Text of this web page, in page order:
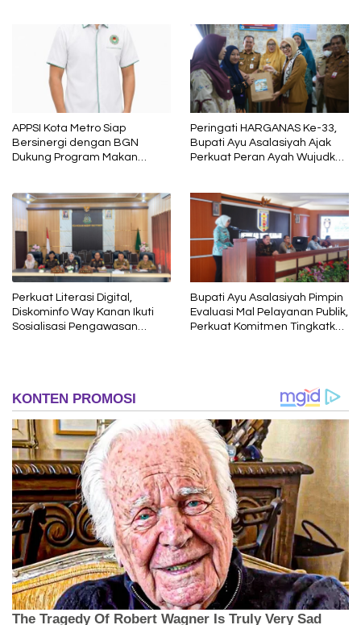
APPSI Kota Metro Siap
Bersinergi dengan BGN
Dukung Program Makan
Peringati HARGANAS Ke-33,
Bupati Ayu Asalasiyah Ajak
Perkuat Peran Ayah Wujudkan
Perkuat Literasi Digital,
Diskominfo Way Kanan Ikuti
Sosialisasi Pengawasan
Bupati Ayu Asalasiyah Pimpin
Evaluasi Mal Pelayanan Publik,
Perkuat Komitmen Tingkatkan